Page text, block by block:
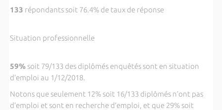
133 répondants soit 76.4% de taux de réponse
Situation professionnelle
59% soit 79/133 des diplômés enquêtés sont en situation
d’emploi au 1/12/2018.
Notons que seulement 12% soit 16/133 diplômés n’ont pas
d’emploi et sont en recherche d’emploi, et que 29% soit